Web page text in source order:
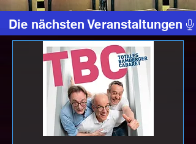
Die nächsten Veranstaltungen